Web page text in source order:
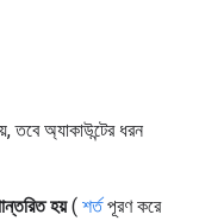
তবে অ্যাকাউন্টের ধরন
হয়( শর্তপূরণ করে